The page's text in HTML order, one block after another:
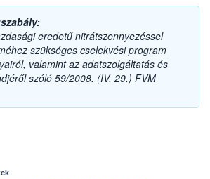
eredetű nitrátszennyezéssel
szükséges cselekvési program
valamint az adatszolgáltatás és
szóló 59/2008. (IV. 29.) FVM